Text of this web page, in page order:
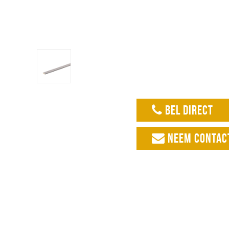
BEL DIRECT
NEEM